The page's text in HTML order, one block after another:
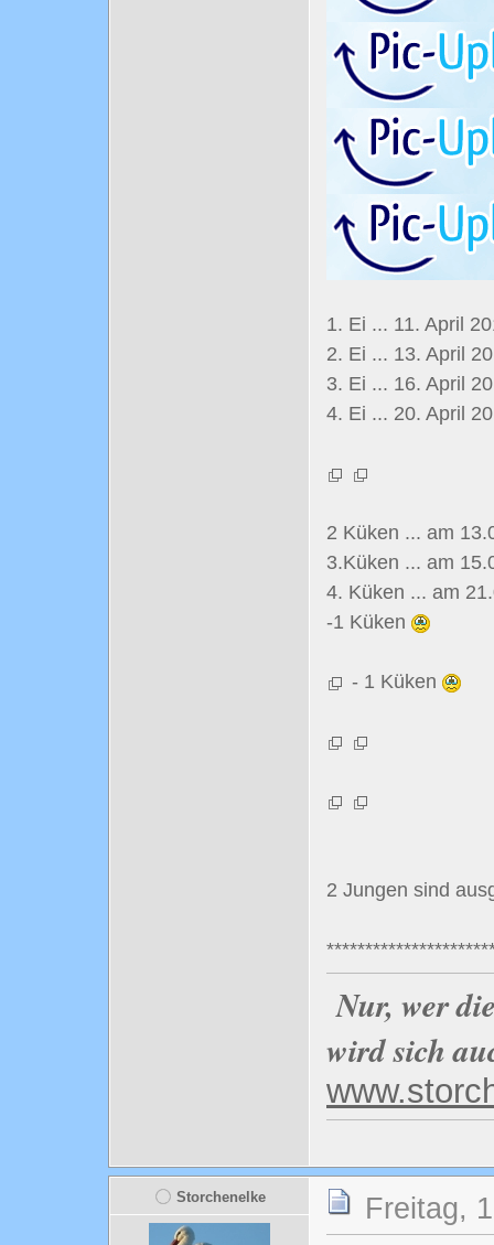
1. Ei ... 11. April
2. Ei ... 13. April
3. Ei ... 16. April
4. Ei ... 20. April
2 Küken ... am
3.Küken ... am
4. Küken ... am
-1 Küken
- 1 Küken
2 Jungen sind
Nur, wer
wird sich
Storchenelke Freitag,